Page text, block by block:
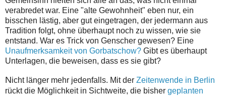
verabredet war. Eine "alte Gewohnheit" eben nur, ein
bisschen lästig, aber gut eingetragen, der jedermann aus
Tradition folgt, ohne überhaupt noch zu wissen, wie sie
entstand. War es Trick von Genscher gewesen? Eine
Unaufmerksamkeit von Gorbatschow? Gibt es überhaupt
Unterlagen, die beweisen, dass es sie gibt?
Nicht länger mehr jedenfalls. Mit der Zeitenwende in Berlin
rückt die Möglichkeit in Sichtweite, die bisher geplanten